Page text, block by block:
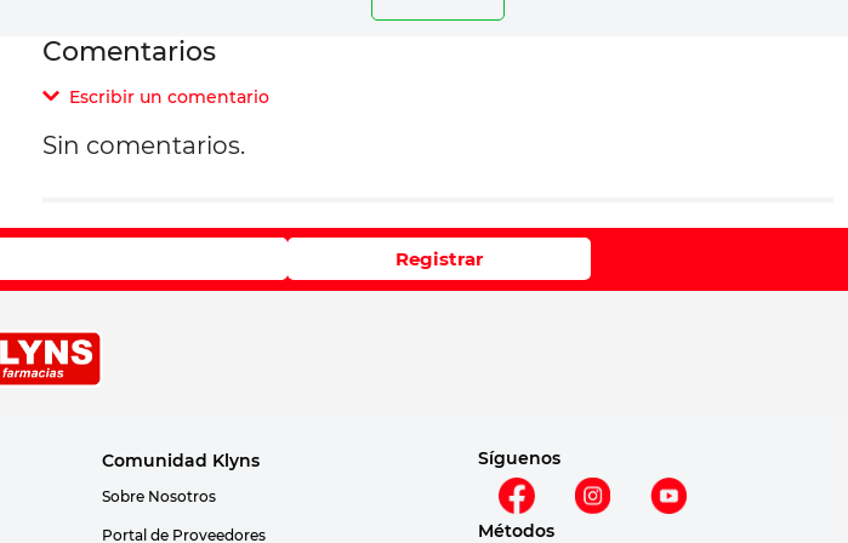
Comentarios
Escribir un comentario
Comentario
Califique el producto de 1 a 5 estrellas
Sin comentarios.
Registrar
Comunidad Klyns
Sobre Nosotros
Portal de Proveedores
Síguenos
Métodos